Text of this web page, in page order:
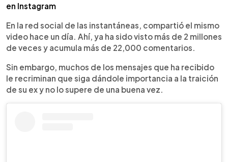
en Instagram
En la red social de las instantáneas, compartió el mismo
video hace un día. Ahí, ya ha sido visto más de 2 millones
de veces y acumula más de 22,000 comentarios.
Sin embargo, muchos de los mensajes que ha recibido
le recriminan que siga dándole importancia a la traición
de su ex y no lo supere de una buena vez.